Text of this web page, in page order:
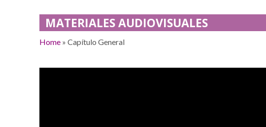
MATERIALES AUDIOVISUALES
Home» Capítulo General